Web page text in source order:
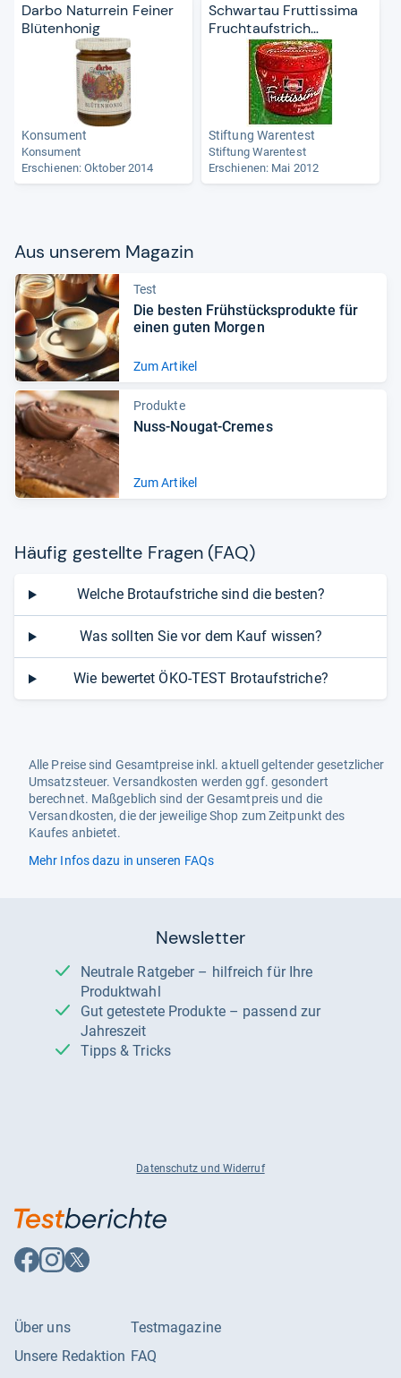
Darbo Naturrein Feiner
Blütenhonig
Konsument
Konsument
Erschienen: Oktober 2014
Schwartau Fruttissima
Fruchtaufstrich
Erdbeere
Stiftung Warentest
Stiftung Warentest
Erschienen: Mai 2012
Aus unse­rem Maga­zin
Test
Die bes­ten Früh­stück­s­pro­dukte für
einen guten Mor­gen
Zum Artikel
Produkte
Nuss-Nougat-Cremes
Zum Artikel
Häu­fig gestellte Fra­gen (FAQ)
Welche Brotaufstriche sind die besten?
Was sollten Sie vor dem Kauf wissen?
Wie bewertet ÖKO-TEST Brotaufstriche?
Alle Preise sind Gesamtpreise inkl. aktuell geltender gesetzlicher
Umsatzsteuer. Versandkosten werden ggf. gesondert
berechnet. Maßgeblich sind der Gesamtpreis und die
Versandkosten, die der jeweilige Shop zum Zeitpunkt des
Kaufes anbietet.
Mehr Infos dazu in unseren FAQs
Newsletter
Neutrale Ratgeber – hilfreich für Ihre
Produktwahl
Gut getestete Produkte – passend zur
Jahreszeit
Tipps & Tricks
Datenschutz und Widerruf
Auf
Facebook
Auf
Instagram
Auf
X
Über uns
Unsere Redaktion
Testmagazine
FAQ